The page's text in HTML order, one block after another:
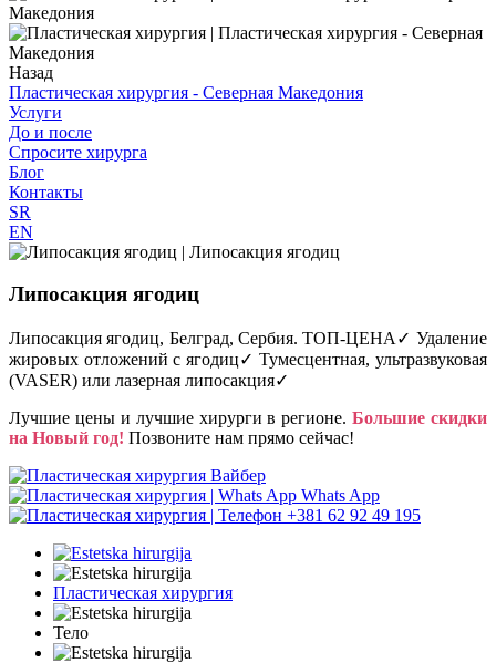
Назад
Пластическая хирургия - Северная Македония
Услуги
До и после
Спросите хирурга
Блог
Контакты
SR
EN
Липосакция ягодиц
Липосакция ягодиц, Белград, Сербия. ТОП-ЦЕНА✓ Удаление
жировых отложений с ягодиц✓ Тумесцентная, ультразвуковая
(VASER) или лазерная липосакция✓
Лучшие цены и лучшие хирурги в регионе.Большие скидки
на Новый год! Позвоните нам прямо сейчас!
Вайбер
Whats App
+381 62 92 49 195
Пластическая хирургия
Тело